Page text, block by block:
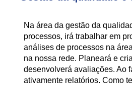
Na área da gestão da
processos, irá trabalhar em
análises de processos na
na nossa rede. Planeará e
desenvolverá avaliações. Ao
ativamente relatórios. Como